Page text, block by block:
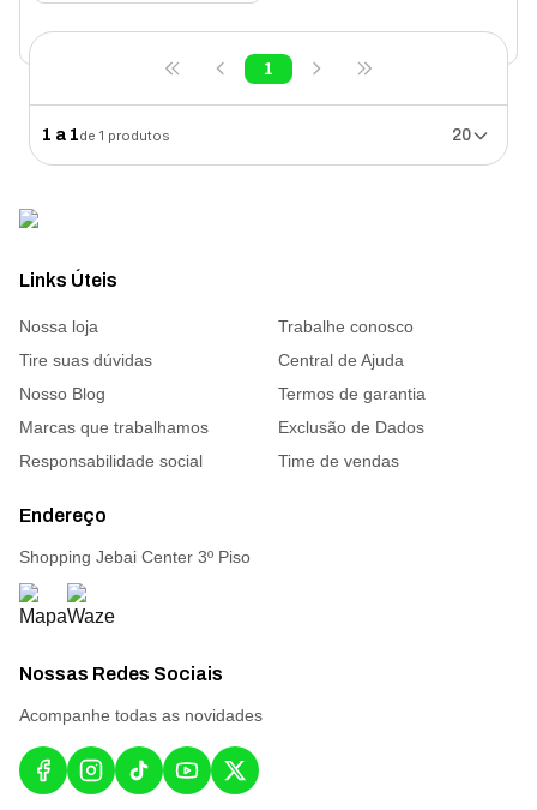
1
1 a 1de1 produtos 20
Links Úteis
Nossa loja
Trabalhe conosco
Tire suas dúvidas
Central de Ajuda
Nosso Blog
Termos de garantia
Marcas que trabalhamos
Exclusão de Dados
Responsabilidade social
Time de vendas
Endereço
Shopping Jebai Center 3º Piso
Nossas Redes Sociais
Acompanhe todas as novidades